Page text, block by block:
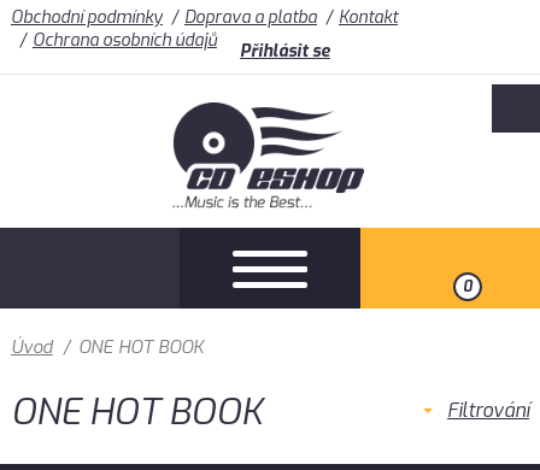
Obchodní podmínky Doprava a platba
Kontakt
Ochrana osobních údajů
Přihlásit se
0
Úvod / ONE HOT BOOK
ONE HOT BOOK Filtrování